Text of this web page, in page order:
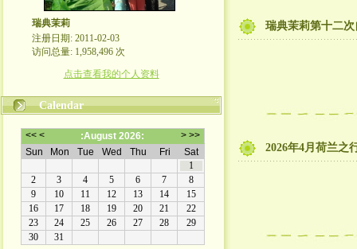
瑞典茉莉
注册日期: 2011-02-03
访问总量: 1,958,496 次
点击查看我的个人资料
Calendar
瑞典茉莉第十二
2026年4月荷兰之